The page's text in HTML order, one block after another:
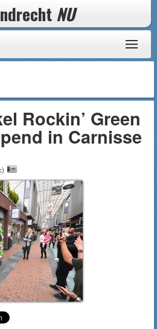
NU
Rockin’ Green
in Carnisse
)